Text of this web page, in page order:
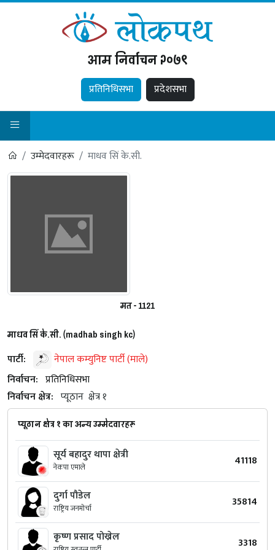
आम निर्वाचन २०७९
प्रतिनिधिसभा प्रदेशसभा
उम्मेदवारहरू माधव सिं के.सी.
मत - 1121
माधव सिं के.सी. (madhab singh kc)
पार्टी:
नेपाल कम्युनिष्ट पार्टी (माले)
निर्वाचन: प्रतिनिधिसभा
निर्वाचन क्षेत्र: प्यूठान क्षेत्र १
प्यूठान क्षेत्र १ का अन्य उम्मेदवारहरू
सूर्य बहादुर थापा क्षेत्री
नेकपा एमाले 41118
दुर्गा पौडेल
राष्ट्रिय जनमोर्चा 35814
कृष्ण प्रसाद पोख्रेल 3318